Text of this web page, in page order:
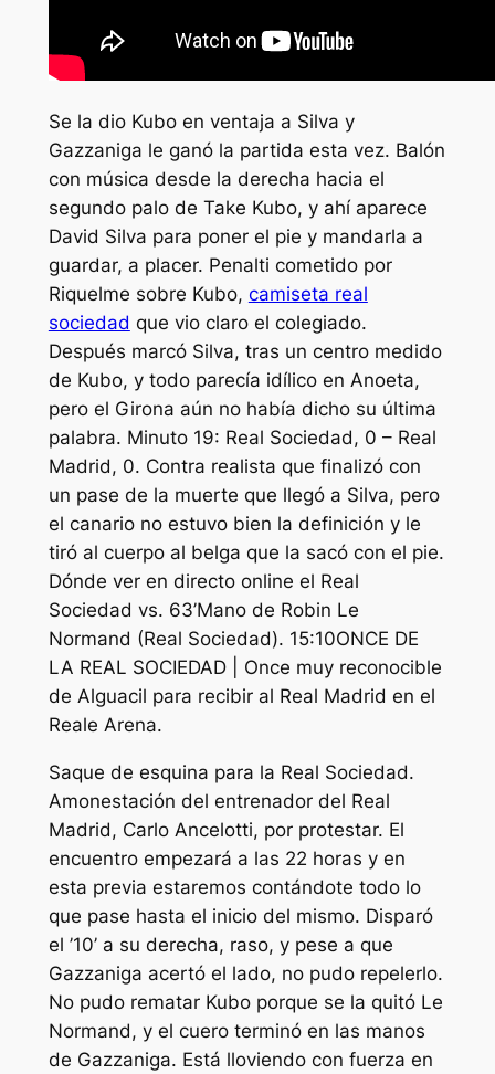
Se la dio Kubo en ventaja a Silva y
Gazzaniga le ganó la partida esta vez. Balón
con música desde la derecha hacia el
segundo palo de Take Kubo, y ahí aparece
David Silva para poner el pie y mandarla a
guardar, a placer. Penalti cometido por
Riquelme sobre Kubo, camiseta real
sociedad que vio claro el colegiado.
Después marcó Silva, tras un centro medido
de Kubo, y todo parecía idílico en Anoeta,
pero el Girona aún no había dicho su última
palabra. Minuto 19: Real Sociedad, 0 – Real
Madrid, 0. Contra realista que finalizó con
un pase de la muerte que llegó a Silva, pero
el canario no estuvo bien la definición y le
tiró al cuerpo al belga que la sacó con el pie.
Dónde ver en directo online el Real
Sociedad vs. 63’Mano de Robin Le
Normand (Real Sociedad). 15:10ONCE DE
LA REAL SOCIEDAD | Once muy reconocible
de Alguacil para recibir al Real Madrid en el
Reale Arena.
Saque de esquina para la Real Sociedad.
Amonestación del entrenador del Real
Madrid, Carlo Ancelotti, por protestar. El
encuentro empezará a las 22 horas y en
esta previa estaremos contándote todo lo
que pase hasta el inicio del mismo. Disparó
el ’10’ a su derecha, raso, y pese a que
Gazzaniga acertó el lado, no pudo repelerlo.
No pudo rematar Kubo porque se la quitó Le
Normand, y el cuero terminó en las manos
de Gazzaniga. Está lloviendo con fuerza en